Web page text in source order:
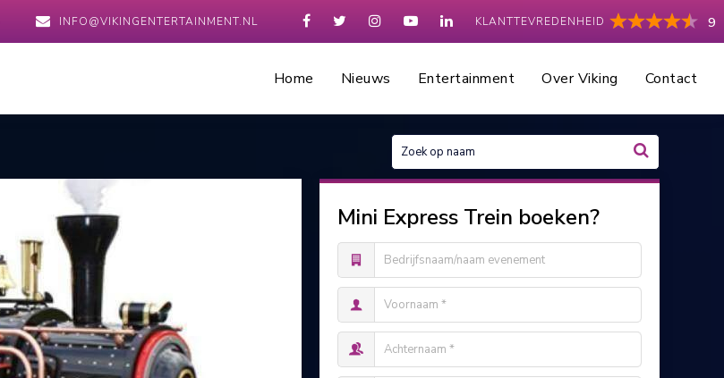
KLANTTEVREDENHEID 9
INFO@VIKINGENTERTAINMENT.NL
Home Nieuws Entertainment Over Viking Contact
Mini Express Trein boeken?